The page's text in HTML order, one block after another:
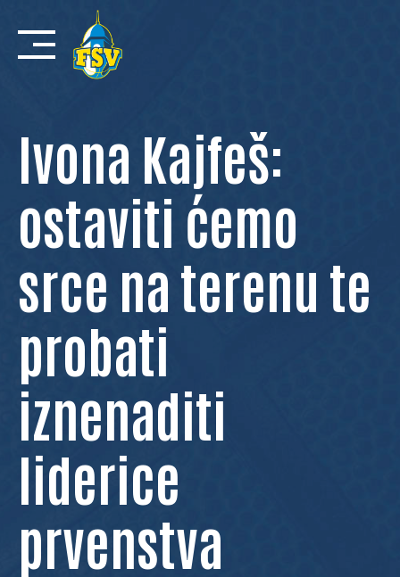
content
Ivona Kajfeš:
ostaviti ćemo
srce na terenu te
probati
iznenaditi
liderice
prvenstva